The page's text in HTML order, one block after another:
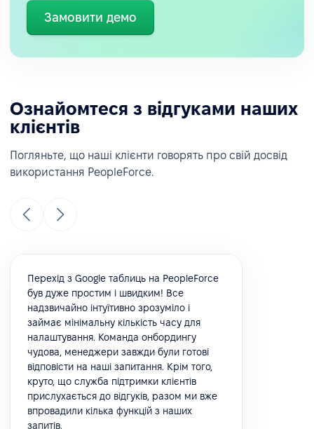
Замовити демо
Ознайомтеся з відгуками наших
клієнтів
Погляньте, що наші клієнти говорять про свій досвід
використання PeopleForce.
Перехід з Google таблиць на PeopleForce
був дуже простим і швидким! Все
надзвичайно інтуїтивно зрозуміло і
займає мінімальну кількість часу для
налаштування. Команда онбордингу
чудова, менеджери завжди були готові
відповісти на наші запитання. Крім того,
круто, що служба підтримки клієнтів
прислухається до відгуків, разом ми вже
впровадили кілька функцій з наших
запитів.